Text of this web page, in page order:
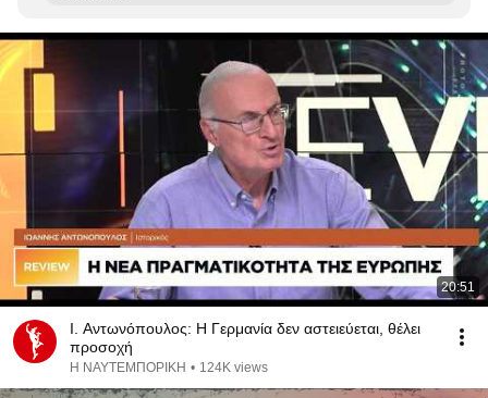
20:51
Ι. Αντωνόπουλος: Η Γερμανία δεν αστειεύεται, θέλει
προσοχή
Η ΝΑΥΤΕΜΠΟΡΙΚΗ • 124K views